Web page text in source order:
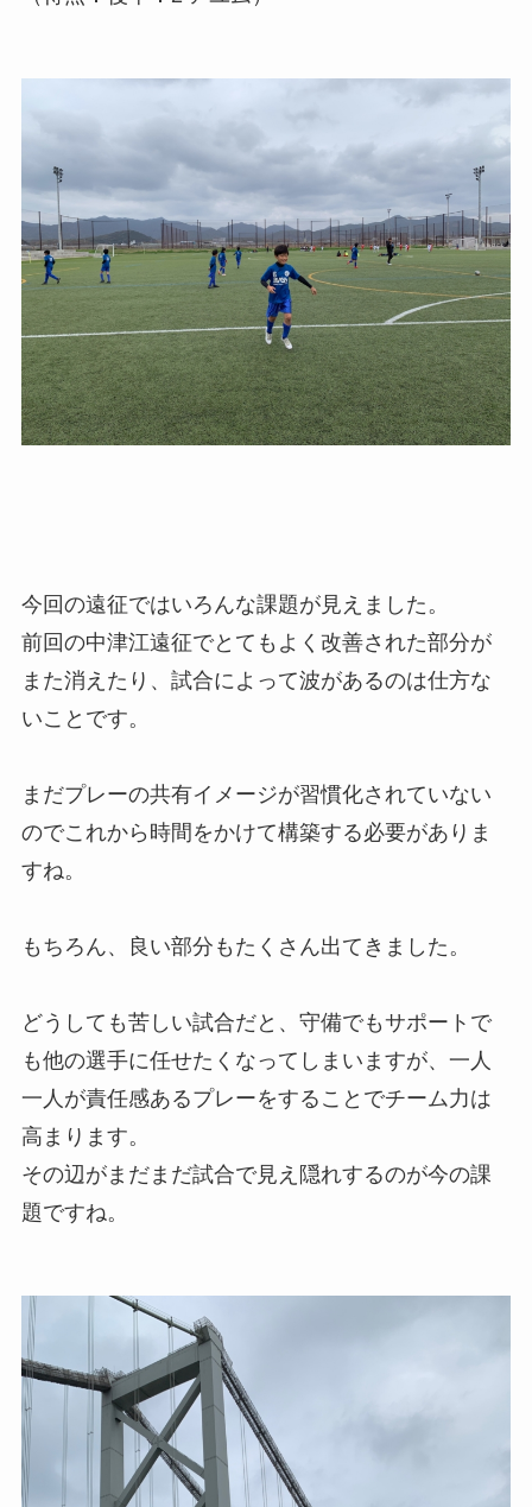
今回の遠征ではいろんな課題が見えました。
前回の中津江遠征でとてもよく改善された部分が
また消えたり、試合によって波があるのは仕方な
いことです。
まだプレーの共有イメージが習慣化されていない
のでこれから時間をかけて構築する必要がありま
すね。
もちろん、良い部分もたくさん出てきました。
どうしても苦しい試合だと、守備でもサポートで
も他の選手に任せたくなってしまいますが、一人
一人が責任感あるプレーをすることでチーム力は
高まります。
その辺がまだまだ試合で見え隠れするのが今の課
題ですね。